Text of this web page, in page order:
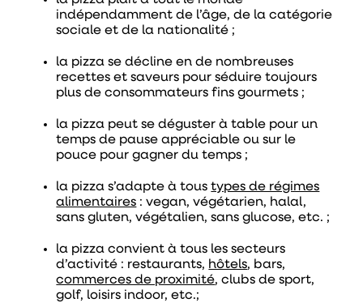
indépendamment de l’âge, de la catégorie
sociale et de la nationalité ;
la pizza se décline en de nombreuses
recettes et saveurs pour séduire toujours
plusde consommateurs fins gourmets ;
la pizza peut se déguster à table pour un
temps de pause appréciable ou sur le
pouce pour gagner du temps ;
la pizza s’adapte à toustypes de régimes
alimentaires : vegan, végétarien, halal,
sans gluten, végétalien, sans glucose, etc. ;
la pizza convient à tous les secteurs
d’activité : restaurants, hôtels, bars,
commerces de proximité, clubs de sport,
golf, loisirs indoor, etc.;